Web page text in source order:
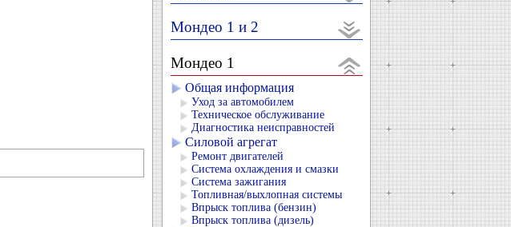
Мондео 1 и 2
Мондео 1
Общая информация
Уход за автомобилем
Техническое обслуживание
Диагностика неисправностей
Силовой агрегат
Ремонт двигателей
Система охлаждения и смазки
Система зажигания
Топливная/выхлопная системы
Впрыск топлива (бензин)
Впрыск топлива (дизель)